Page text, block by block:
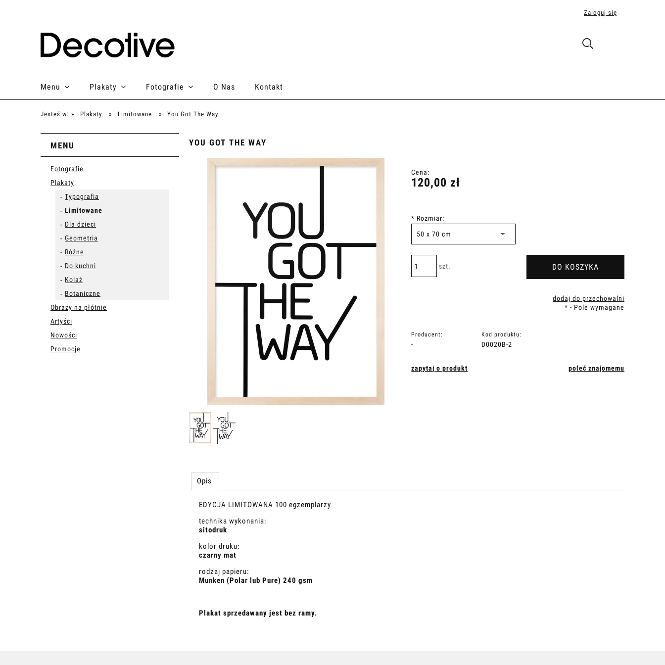
Zaloguj się
Menu Plakaty Fotografie O Nas Kontakt
Jesteś w: » Plakaty » Limitowane » You Got The Way
MENU
Fotografie
Plakaty
Typografia
Limitowane
Dla dzieci
Geometria
Różne
Do kuchni
Kolaż
Botaniczne
Obrazy na płótnie
Artyści
Nowości
Promocje
YOU GOT THE WAY
Cena:
120,00 zł
* Rozmiar:
szt. DO KOSZYKA
dodaj do przechowalni
* - Pole wymagane
Producent:
-
Kod produktu:
D0020B-2
zapytaj o produkt poleć znajomemu
Opis
EDYCJA LIMITOWANA 100 egzemplarzy
technika wykonania:
sitodruk
kolor druku:
czarny mat
rodzaj papieru:
Munken (Polar lub Pure) 240 gsm
Plakat sprzedawany jest bez ramy.